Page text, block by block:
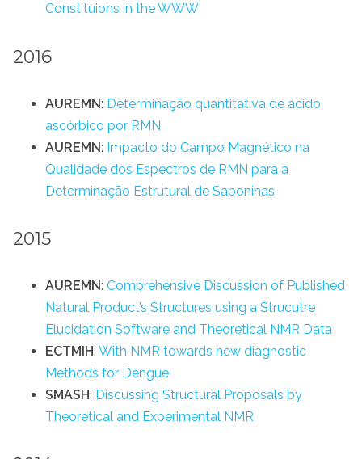
Constituions in the WWW
2016
AUREMN: Determinação quantitativa de ácido
ascórbico por RMN
AUREMN: Impacto do Campo Magnético na
Qualidade dos Espectros de RMN para a
Determinação Estrutural de Saponinas
2015
AUREMN: Comprehensive Discussion of Published
Natural Product’s Structures using a Strucutre
Elucidation Software and Theoretical NMR Data
ECTMIH: With NMR towards new diagnostic
Methods for Dengue
SMASH: Discussing Structural Proposals by
Theoretical and Experimental NMR